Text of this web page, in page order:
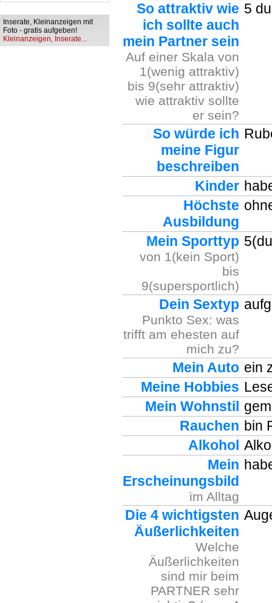
Inserate, Kleinanzeigen mit
Foto - gratis aufgeben!
Kleinanzeigen, Inserate...
So attraktiv wie
ich sollte auch
mein Partner sein
Auf einer Skala von
1(wenig attraktiv)
bis 9(sehr attraktiv)
wie attraktiv sollte
er sein?
5
So würde ich
meine Figur
beschreiben
Kinder
Höchste
Ausbildung
Mein Sporttyp
von 1(kein Sport)
bis
9(supersportlich)
Dein Sextyp
Punkto Sex: was
trifft am ehesten auf
mich zu?
Mein Auto ein
Meine Hobbies
Mein Wohnstil
Rauchen bin
Alkohol
Mein
Erscheinungsbild
im Alltag
Die 4 wichtigsten
Äußerlichkeiten
Welche
Äußerlichkeiten
sind mir beim
PARTNER sehr